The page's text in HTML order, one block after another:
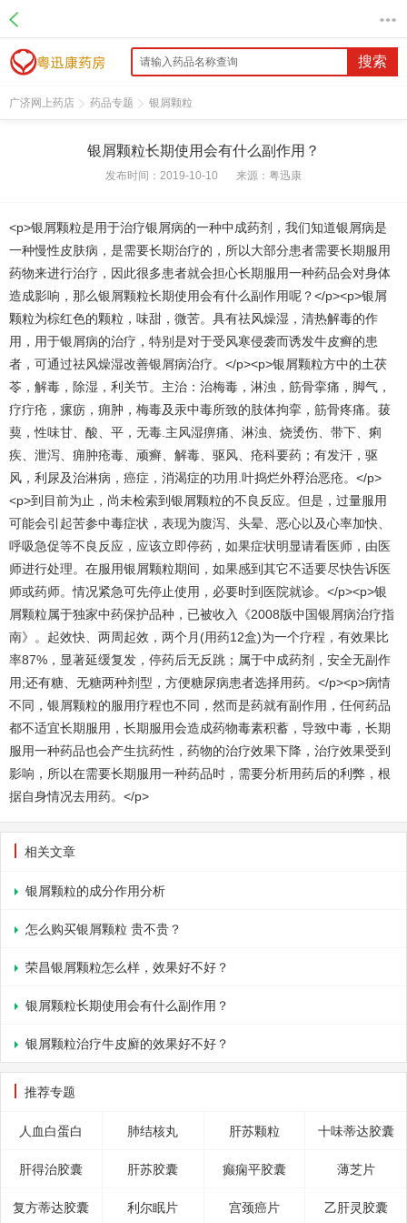
搜索
广济网上药店 药品专题 银屑颗粒
银屑颗粒长期使用会有什么副作用？
发布时间：2019-10-10 来源： 粤迅康
<p>银屑颗粒是用于治疗银屑病的一种中成药剂，我们知道银屑病是
一种慢性皮肤病，是需要长期治疗的，所以大部分患者需要长期服用
药物来进行治疗，因此很多患者就会担心长期服用一种药品会对身体
造成影响，那么银屑颗粒长期使用会有什么副作用呢？</p><p>银屑
颗粒为棕红色的颗粒，味甜，微苦。具有祛风燥湿，清热解毒的作
用，用于银屑病的治疗，特别是对于受风寒侵袭而诱发牛皮癣的患
者，可通过祛风燥湿改善银屑病治疗。</p><p>银屑颗粒方中的土茯
苓，解毒，除湿，利关节。主治：治梅毒，淋浊，筋骨挛痛，脚气，
疗疔疮，瘰疬，痈肿，梅毒及汞中毒所致的肢体拘挛，筋骨疼痛。菝
葜，性味甘、酸、平，无毒.主风湿痹痛、淋浊、烧烫伤、带下、痢
疾、泄泻、痈肿疮毒、顽癣、解毒、驱风、疮科要药；有发汗，驱
风，利尿及治淋病，癌症，消渴症的功用.叶捣烂外稃治恶疮。</p>
<p>到目前为止，尚未检索到银屑颗粒的不良反应。但是，过量服用
可能会引起苦参中毒症状，表现为腹泻、头晕、恶心以及心率加快、
呼吸急促等不良反应，应该立即停药，如果症状明显请看医师，由医
师进行处理。在服用银屑颗粒期间，如果感到其它不适要尽快告诉医
师或药师。情况紧急可先停止使用，必要时到医院就诊。</p><p>银
屑颗粒属于独家中药保护品种，已被收入《2008版中国银屑病治疗指
南》。起效快、两周起效，两个月(用药12盒)为一个疗程，有效果比
率87%，显著延缓复发，停药后无反跳；属于中成药剂，安全无副作
用;还有糖、无糖两种剂型，方便糖尿病患者选择用药。</p><p>病情
不同，银屑颗粒的服用疗程也不同，然而是药就有副作用，任何药品
都不适宜长期服用，长期服用会造成药物毒素积蓄，导致中毒，长期
服用一种药品也会产生抗药性，药物的治疗效果下降，治疗效果受到
影响，所以在需要长期服用一种药品时，需要分析用药后的利弊，根
据自身情况去用药。</p>
相关文章
银屑颗粒的成分作用分析
怎么购买银屑颗粒 贵不贵？
荣昌银屑颗粒怎么样，效果好不好？
银屑颗粒长期使用会有什么副作用？
银屑颗粒治疗牛皮廯的效果好不好？
推荐专题
人血白蛋白 肺结核丸 肝苏颗粒 十味蒂达胶囊
肝得治胶囊 肝苏胶囊 癫痫平胶囊 薄芝片
复方蒂达胶囊 利尔眠片 宫颈癌片 乙肝灵胶囊